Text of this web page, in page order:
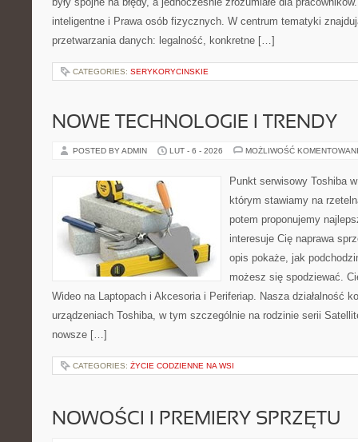
inteligentne i Prawa osób fizycznych. W centrum tematyki
przetwarzania danych: legalność, konkretne […]
CATEGORIES: SERYKORYCINSKIE
NOWE TECHNOLOGIE I TRENDY
POSTED BY ADMIN LUT - 6 - 2026 MOŻLIWOŚĆ
Punkt serwisowy Toshiba
którym stawiamy na
potem proponujemy
interesuje Cię naprawa
opis pokaże, jak
możesz się spodziewać.
Wideo na Laptopach i Akcesoria i Periferiap. Nasza działalność
urządzeniach Toshiba, w tym szczególnie na rodzinie serii
nowsze […]
CATEGORIES: ŻYCIE CODZIENNE NA WSI
NOWOŚCI I PREMIERY SPRZĘTU